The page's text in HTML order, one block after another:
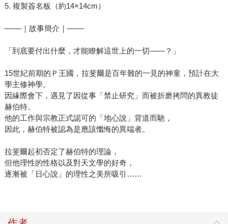
5. 複製簽名板（約14×14cm）
───｜故事簡介｜───
「到底要付出什麼，才能瞭解這世上的一切——？」
15世紀前期的Ｐ王國，拉斐爾是百年難的一見的神童，預計在大
學主修神學。
因緣際會下，遇見了因從事「禁止研究」而被折磨拷問的異教徒
赫伯特。
他的工作與宗教正式認可的「地心說」背道而馳，
因此，赫伯特被認為是應該懺悔的異端者。
拉斐爾起初否定了赫伯特的理論，
但他理性的性格以及對天文學的好奇，
逐漸被「日心說」的理性之美所吸引……